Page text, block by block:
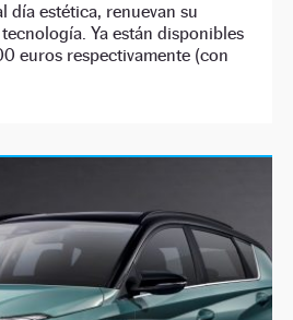
día estética, renuevan su
Ya están disponibles
euros respectivamente (con